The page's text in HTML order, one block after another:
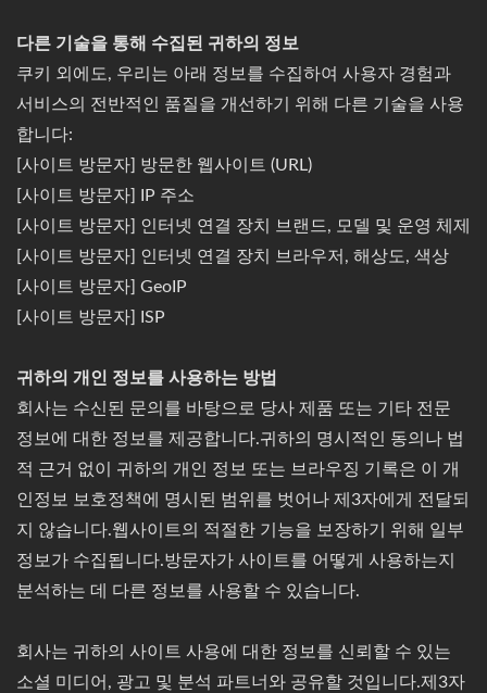
다른 기술을 통해 수집된 귀하의 정보
쿠키 외에도, 우리는 아래 정보를 수집하여 사용자 경험과
서비스의 전반적인 품질을 개선하기 위해 다른 기술을 사용
합니다:
[사이트 방문자] 방문한 웹사이트 (URL)
[사이트 방문자] IP 주소
[사이트 방문자] 인터넷 연결 장치 브랜드, 모델 및 운영 체제
[사이트 방문자] 인터넷 연결 장치 브라우저, 해상도, 색상
[사이트 방문자] GeoIP
[사이트 방문자] ISP
귀하의 개인 정보를 사용하는 방법
회사는 수신된 문의를 바탕으로 당사 제품 또는 기타 전문
정보에 대한 정보를 제공합니다.귀하의 명시적인 동의나 법
적 근거 없이 귀하의 개인 정보 또는 브라우징 기록은 이 개
인정보 보호정책에 명시된 범위를 벗어나 제3자에게 전달되
지 않습니다.웹사이트의 적절한 기능을 보장하기 위해 일부
정보가 수집됩니다.방문자가 사이트를 어떻게 사용하는지
분석하는 데 다른 정보를 사용할 수 있습니다.
회사는 귀하의 사이트 사용에 대한 정보를 신뢰할 수 있는
소셜 미디어, 광고 및 분석 파트너와 공유할 것입니다.제3자